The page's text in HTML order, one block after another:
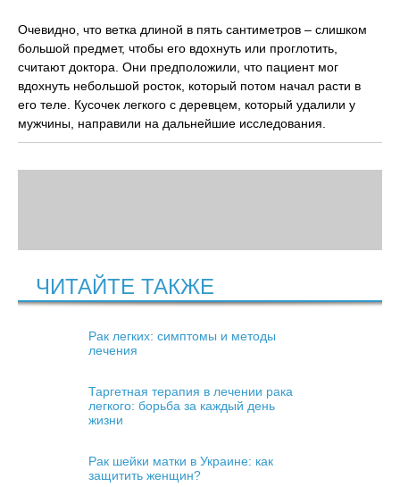
Очевидно, что ветка длиной в пять сантиметров – слишком
большой предмет, чтобы его вдохнуть или проглотить,
считают доктора. Они предположили, что пациент мог
вдохнуть небольшой росток, который потом начал расти в
его теле. Кусочек легкого с деревцем, который удалили у
мужчины, направили на дальнейшие исследования.
ЧИТАЙТЕ ТАКЖЕ
Рак легких: симптомы и методы
лечения
Таргетная терапия в лечении рака
легкого: борьба за каждый день
жизни
Рак шейки матки в Украине: как
защитить женщин?